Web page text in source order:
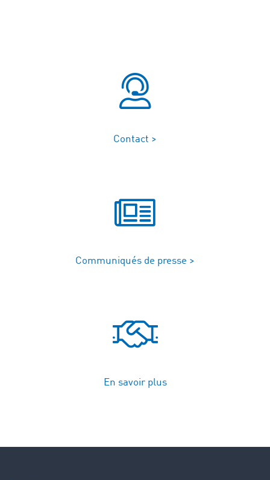
Contact >
Communiqués de presse >
En savoir plus